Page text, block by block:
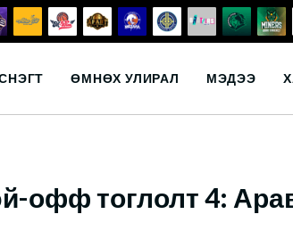
ӨМНӨХ УЛИРАЛ МЭДЭЭ
офф тоглолт 4: